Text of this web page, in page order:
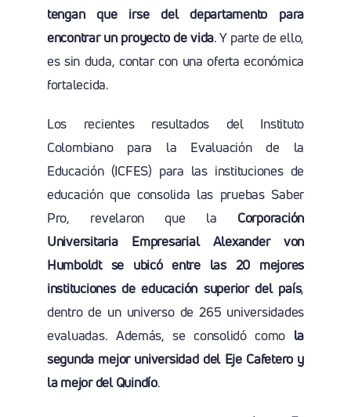
tengan que irse del departamento para
encontrar un proyecto de vida. Y parte de ello,
es sin duda, contar con una oferta económica
fortalecida.
Los recientes resultados del Instituto
Colombiano para la Evaluación de la
Educación (ICFES) para las instituciones de
educación que consolida las pruebas Saber
Pro, revelaron que la Corporación
Universitaria Empresarial Alexander von
Humboldt se ubicó entre las 20 mejores
instituciones de educación superior del país,
dentro de un universo de 265 universidades
evaluadas. Además, se consolidó como la
segunda mejor universidad del Eje Cafetero y
la mejor del Quindío.